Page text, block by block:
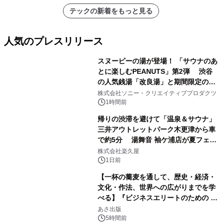
テックの新着をもっと見る
人気のプレスリリース
スヌーピーの湯が登場！ 「サウナのあ
とに楽しむPEANUTS」第2弾 渋谷
の人気銭湯「改良湯」と期間限定のコ
ラボレーション サウナイキタイコラ
ボグッズも発売決定！
株式会社ソニー・クリエイティブプロダクツ
1時間前
帰りの渋滞を避けて「温泉＆サウナ」
三井アウトレットパーク木更津から車
で約5分 湯舞音 袖ケ浦店が夏フェア
メニューを提供
株式会社楽久屋
1日前
【一杯の蕎麦を通して、歴史・経済・
文化・作法、世界への広がりまでを学
べる】『ビジネスエリートのための 教
養としての蕎麦』2026年8月25日
（火）発売
あさ出版
5時間前